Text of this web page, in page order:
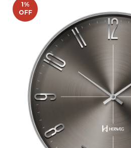
1%
OFF